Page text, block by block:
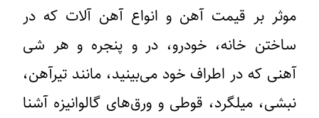
موثر بر قیمت آهن و انواع آهن آلات که در
ساختن خانه، خودرو، در و پنجره و هر شی
آهنی که در اطراف خود می‌بینید، مانند تیرآهن،
نبشی، میلگرد، قوطی و ورق‌های گالوانیزه آشنا